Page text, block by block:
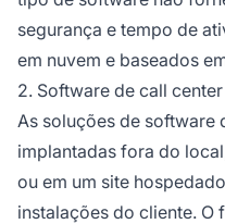
segurança e tempo de
em nuvem e baseados
2. Software de call
As soluções de software
implantadas fora do
ou em um site
instalações do cliente. O